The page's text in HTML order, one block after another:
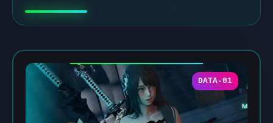
DATA-01